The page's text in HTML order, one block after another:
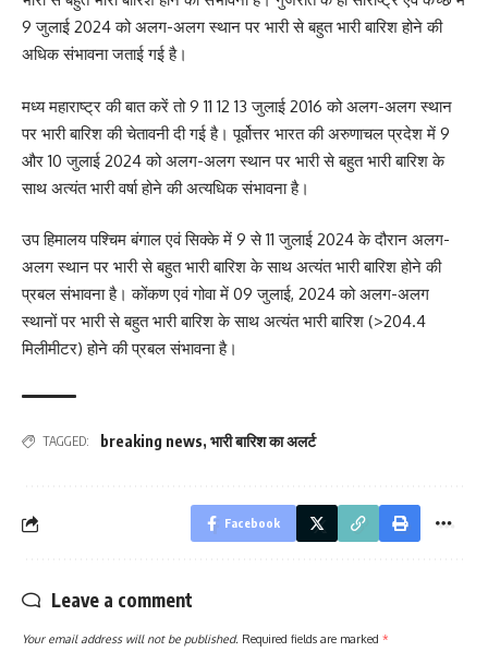
9 जुलाई 2024 को अलग-अलग स्थान पर भारी से बहुत भारी बारिश होने की
अधिक संभावना जताई गई है।
मध्य महाराष्ट्र की बात करें तो 9 11 12 13 जुलाई 2016 को अलग-अलग स्थान
पर भारी बारिश की चेतावनी दी गई है। पूर्वोत्तर भारत की अरुणाचल प्रदेश में 9
और 10 जुलाई 2024 को अलग-अलग स्थान पर भारी से बहुत भारी बारिश के
साथ अत्यंत भारी वर्षा होने की अत्यधिक संभावना है।
उप हिमालय पश्चिम बंगाल एवं सिक्के में 9 से 11 जुलाई 2024 के दौरान अलग-
अलग स्थान पर भारी से बहुत भारी बारिश के साथ अत्यंत भारी बारिश होने की
प्रबल संभावना है। कोंकण एवं गोवा में 09 जुलाई, 2024 को अलग-अलग
स्थानों पर भारी से बहुत भारी बारिश के साथ अत्यंत भारी बारिश (>204.4
मिलीमीटर) होने की प्रबल संभावना है।
TAGGED: breaking news, भारी बारिश का अलर्ट
Facebook
Leave a comment
Your email address will not be published. Required fields are marked *